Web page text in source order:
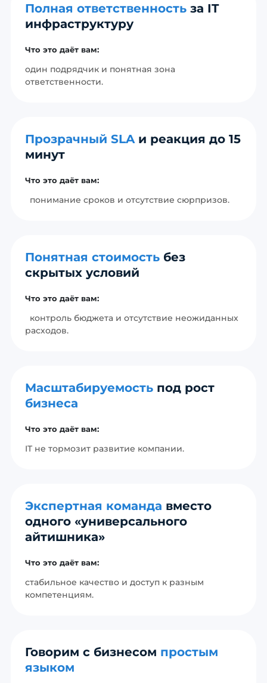
Полная ответственность за IT
инфраструктуру
Что это даёт вам:
один подрядчик и понятная зона
ответственности.
Прозрачный SLA и реакция до 15
минут
Что это даёт вам:
понимание сроков и отсутствие сюрпризов.
Понятная стоимость без
скрытых условий
Что это даёт вам:
контроль бюджета и отсутствие неожиданных
расходов.
Масштабируемость под рост
бизнеса
Что это даёт вам:
IT не тормозит развитие компании.
Экспертная команда вместо
одного «универсального
айтишника»
Что это даёт вам:
стабильное качество и доступ к разным
компетенциям.
Говорим с бизнесом простым
языком